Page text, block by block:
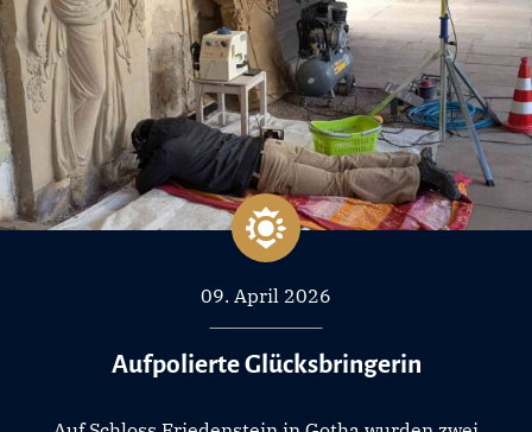
09. April 2026
Aufpolierte Glücksbringerin